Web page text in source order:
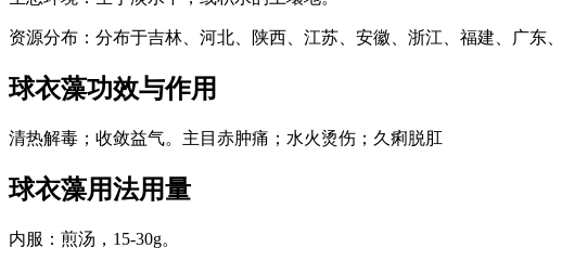
资源分布：分布于吉林、河北、陕西、江苏、安徽、浙江、福建、广东
球衣藻功效与作用
清热解毒；收敛益气。主目赤肿痛；水火烫伤；久痢脱肛
球衣藻用法用量
内服：煎汤，15-30g。